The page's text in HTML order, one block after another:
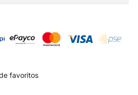
favoritos